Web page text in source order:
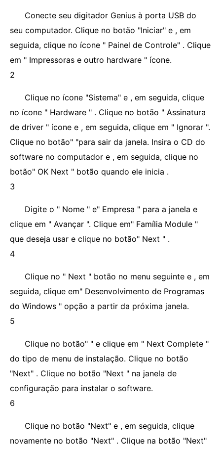
Conecte seu digitador Genius à porta USB do
seu computador. Clique no botão "Iniciar" e , em
seguida, clique no ícone " Painel de Controle" . Clique
em " Impressoras e outro hardware " ícone.
2
Clique no ícone "Sistema" e , em seguida, clique
no ícone " Hardware " . Clique no botão " Assinatura
de driver " ícone e , em seguida, clique em " Ignorar ".
Clique no botão" "para sair da janela. Insira o CD do
software no computador e , em seguida, clique no
botão" OK Next " botão quando ele inicia .
3
Digite o " Nome " e" Empresa " para a janela e
clique em " Avançar ". Clique em" Família Module "
que deseja usar e clique no botão" Next " .
4
Clique no " Next " botão no menu seguinte e , em
seguida, clique em" Desenvolvimento de Programas
do Windows " opção a partir da próxima janela.
5
Clique no botão" " e clique em " Next Complete "
do tipo de menu de instalação. Clique no botão
"Next" . Clique no botão "Next " na janela de
configuração para instalar o software.
6
Clique no botão "Next" e , em seguida, clique
novamente no botão "Next" . Clique na botão "Next"